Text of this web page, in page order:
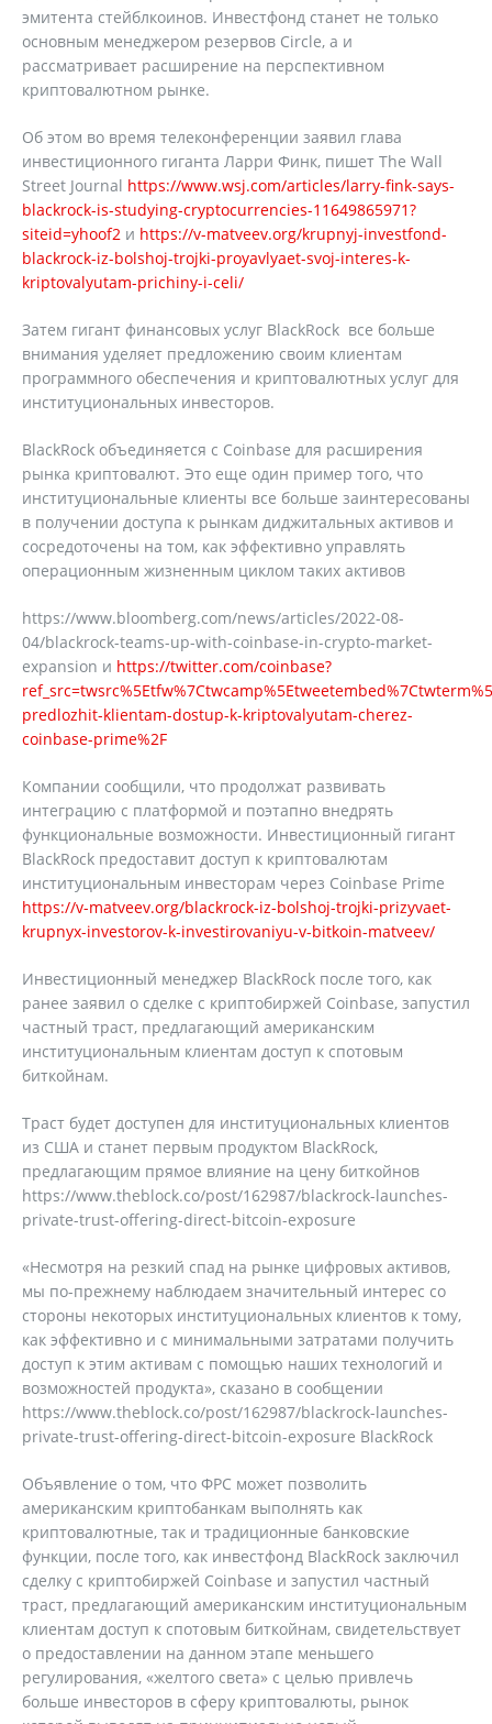
эмитента стейблкоинов. Инвестфонд станет не только
основным менеджером резервов Circle, а и
рассматривает расширение на перспективном
криптовалютном рынке.
Об этом во время телеконференции заявил глава
инвестиционного гиганта Ларри Финк, пишет The Wall
Street Journal https://www.wsj.com/articles/larry-fink-says-
blackrock-is-studying-cryptocurrencies-11649865971?
siteid=yhoof2 и https://v-matveev.org/krupnyj-investfond-
blackrock-iz-bolshoj-trojki-proyavlyaet-svoj-interes-k-
kriptovalyutam-prichiny-i-celi/
Затем гигант финансовых услуг BlackRock все больше
внимания уделяет предложению своим клиентам
программного обеспечения и криптовалютных услуг для
институциональных инвесторов.
BlackRock объединяется с Coinbase для расширения
рынка криптовалют. Это еще один пример того, что
институциональные клиенты все больше заинтересованы
в получении доступа к рынкам диджитальных активов и
сосредоточены на том, как эффективно управлять
операционным жизненным циклом таких активов
https://www.bloomberg.com/news/articles/2022-08-
04/blackrock-teams-up-with-coinbase-in-crypto-market-
expansion и https://twitter.com/coinbase?
predlozhit-klientam-dostup-k-kriptovalyutam-cherez-
coinbase-prime%2F
Компании сообщили, что продолжат развивать
интеграцию с платформой и поэтапно внедрять
функциональные возможности. Инвестиционный гигант
BlackRock предоставит доступ к криптовалютам
институциональным инвесторам через Coinbase Prime
https://v-matveev.org/blackrock-iz-bolshoj-trojki-prizyvaet-
krupnyx-investorov-k-investirovaniyu-v-bitkoin-matveev/
Инвестиционный менеджер BlackRock после того, как
ранее заявил о сделке с криптобиржей Coinbase, запустил
частный траст, предлагающий американским
институциональным клиентам доступ к спотовым
биткойнам.
Траст будет доступен для институциональных клиентов
из США и станет первым продуктом BlackRock,
предлагающим прямое влияние на цену биткойнов
https://www.theblock.co/post/162987/blackrock-launches-
private-trust-offering-direct-bitcoin-exposure
«Несмотря на резкий спад на рынке цифровых активов,
мы по-прежнему наблюдаем значительный интерес со
стороны некоторых институциональных клиентов к тому,
как эффективно и с минимальными затратами получить
доступ к этим активам с помощью наших технологий и
возможностей продукта», сказано в сообщении
https://www.theblock.co/post/162987/blackrock-launches-
private-trust-offering-direct-bitcoin-exposure BlackRock
Объявление о том, что ФРС может позволить
американским криптобанкам выполнять как
криптовалютные, так и традиционные банковские
функции, после того, как инвестфонд BlackRock заключил
сделку с криптобиржей Coinbase и запустил частный
траст, предлагающий американским институциональным
клиентам доступ к спотовым биткойнам, свидетельствует
о предоставлении на данном этапе меньшего
регулирования, «желтого света» с целью привлечь
больше инвесторов в сферу криптовалюты, рынок